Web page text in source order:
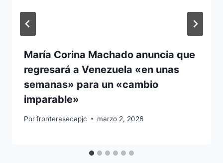
María Corina Machado anuncia que
regresará a Venezuela «en unas
semanas» para un «cambio
imparable»
Porfronterasecapjc marzo 2, 2026